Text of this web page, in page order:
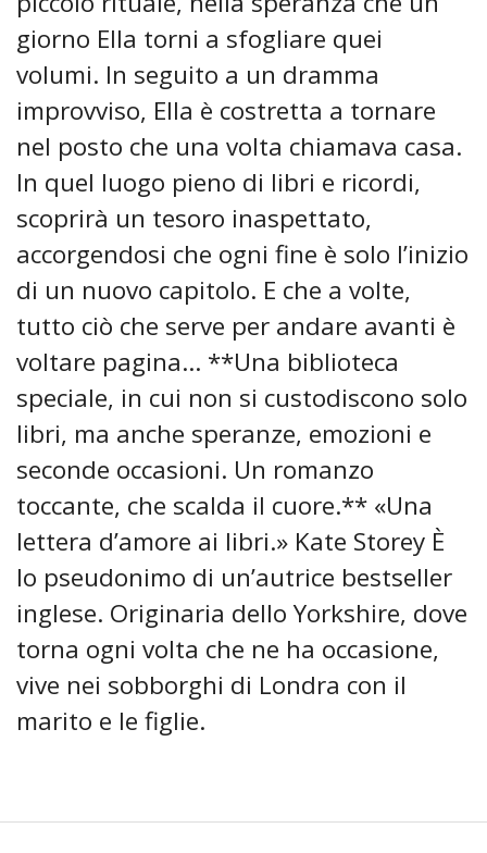
giorno Ella torni a sfogliare quei
volumi. In seguito a un dramma
improvviso, Ella è costretta a tornare
nel posto che una volta chiamava casa.
In quel luogo pieno di libri e ricordi,
scoprirà un tesoro inaspettato,
accorgendosi che ogni fine è solo l’inizio
di un nuovo capitolo. E che a volte,
tutto ciò che serve per andare avanti è
voltare pagina… **Una biblioteca
speciale, in cui non si custodiscono solo
libri, ma anche speranze, emozioni e
seconde occasioni. Un romanzo
toccante, che scalda il cuore.** «Una
lettera d’amore ai libri.» Kate Storey È
lo pseudonimo di un’autrice bestseller
inglese. Originaria dello Yorkshire, dove
torna ogni volta che ne ha occasione,
vive nei sobborghi di Londra con il
marito e le figlie.